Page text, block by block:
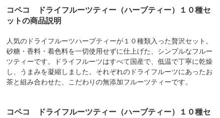
コペコ ドライフルーツティー（ハーブティー）１０種セ
ットの商品説明
人気のドライフルーツハーブティーが１０種類入った贅沢セット。
砂糖・香料・着色料を一切使用せずに仕上げた、シンプルなフルー
ツティーです。ドライフルーツはすべて国産で、低温で丁寧に乾燥
し、うまみを凝縮しました。それぞれのドライフルーツにあったお
茶と組み合わせた、こだわりの無添加フルーツティーです。
コペコ ドライフルーツティー（ハーブティー）１０種セ